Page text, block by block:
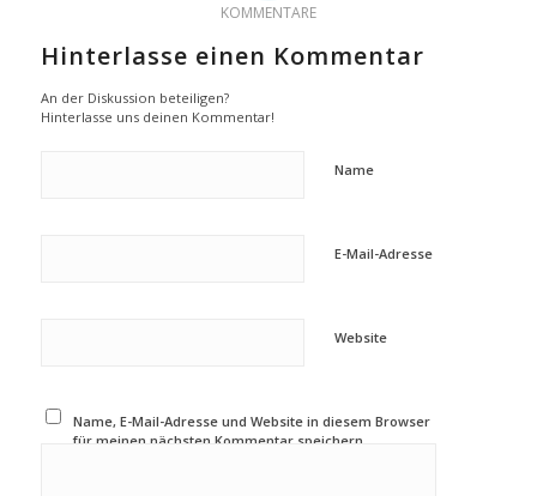
KOMMENTARE
Hinterlasse einen Kommentar
An der Diskussion beteiligen?
Hinterlasse uns deinen Kommentar!
Name
E-Mail-Adresse
Website
Name, E-Mail-Adresse und Website in diesem Browser
für meinen nächsten Kommentar speichern.